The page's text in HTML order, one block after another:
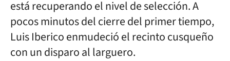
está recuperando el nivel de selección. A
pocos minutos del cierre del primer tiempo,
Luis Iberico enmudeció el recinto cusqueño
con un disparo al larguero.